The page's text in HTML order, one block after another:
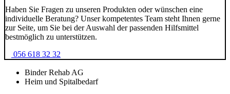
Haben Sie Fragen zu unseren Produkten oder wünschen eine
individuelle Beratung? Unser kompetentes Team steht Ihnen gerne
zur Seite, um Sie bei der Auswahl der passenden Hilfsmittel
bestmöglich zu unterstützen.
056 618 32 32
Binder Rehab AG
Heim und Spitalbedarf